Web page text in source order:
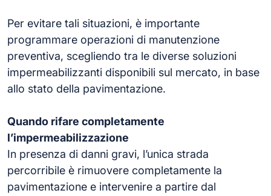
Per evitare tali situazioni, è importante
programmare operazioni di manutenzione
preventiva, scegliendo tra le diverse soluzioni
impermeabilizzanti disponibili sul mercato, in base
allo stato della pavimentazione.
Quando rifare completamente
l’impermeabilizzazione
In presenza di danni gravi, l’unica strada
percorribile è rimuovere completamente la
pavimentazione e intervenire a partire dal